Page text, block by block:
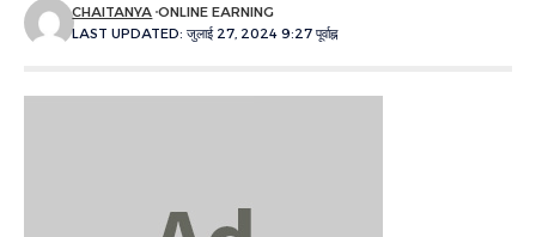
LAST UPDATED: जुलाई 27, 2024 9:27 पूर्वाह्न
CHAITANYA ONLINE EARNING